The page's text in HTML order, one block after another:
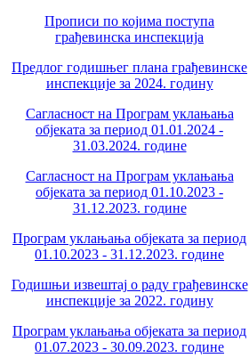
Прописи по којима поступа
грађевинска инспекција
Предлог годишњег плана грађевинске
инспекције за 2024. годину
Сагласност на Програм уклањања
објеката за период 01.01.2024 -
31.03.2024. године
Сагласност на Програм уклањања
објеката за период 01.10.2023 -
31.12.2023. године
Програм уклањања објеката за период
01.10.2023 - 31.12.2023. године
Годишњи извештај о раду грађевинске
инспекције за 2022. годину
Програм уклањања објеката за период
01.07.2023 - 30.09.2023. године